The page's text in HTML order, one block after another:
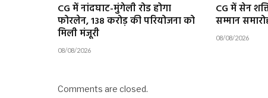
CG में नांदघाट-मुंगेली रोड होगा
फोरलेन, 138 करोड़ की परियोजना को
मिली मंजूरी
08/08/2026
CG में सेन
सम्मान
08/08/2026
Comments are closed.